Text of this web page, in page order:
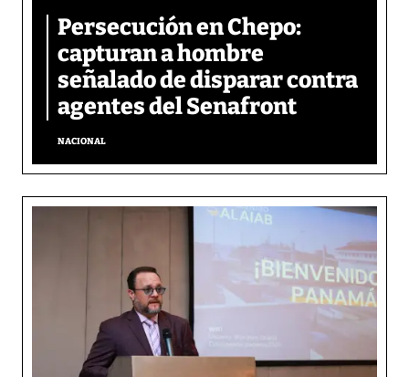
Persecución en Chepo:
capturan a hombre
señalado de disparar contra
agentes del Senafront
NACIONAL